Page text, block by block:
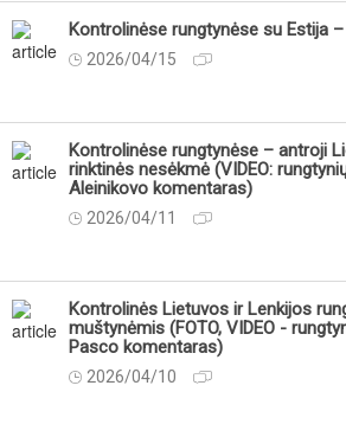
Kontrolinėse rungtynėse su Estija
2026/04/15
Kontrolinėse rungtynėse – antroji
rinktinės nesėkmė (VIDEO:
Aleinikovo komentaras)
2026/04/11
Kontrolinės Lietuvos ir Lenkijos
muštynėmis (FOTO, VIDEO -
Pasco komentaras)
2026/04/10